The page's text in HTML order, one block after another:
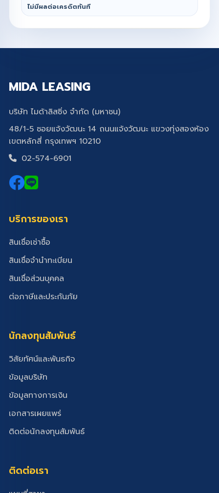
ไม่มีผลต่อเครดิตทันที
MIDA LEASING
บริษัท ไมด้าลิสซิ่ง จำกัด (มหาชน)
48/1-5 ซอยแจ้งวัฒนะ 14 ถนนแจ้งวัฒนะ แขวงทุ่งสองห้อง
เขตหลักสี่ กรุงเทพฯ 10210
02-574-6901
บริการของเรา
สินเชื่อเช่าซื้อ
สินเชื่อจำนำทะเบียน
สินเชื่อส่วนบุคคล
ต่อภาษีและประกันภัย
นักลงทุนสัมพันธ์
วิสัยทัศน์และพันธกิจ
ข้อมูลบริษัท
ข้อมูลทางการเงิน
เอกสารเผยแพร่
ติดต่อนักลงทุนสัมพันธ์
ติดต่อเรา